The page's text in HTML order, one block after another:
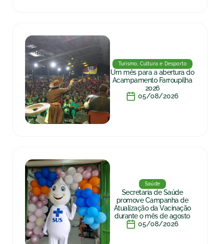
Turismo, Cultura e Desporto
Um mês para a abertura do
Acampamento Farroupilha
2026
05/08/2026
Saúde
Secretaria de Saúde
promove Campanha de
Atualização da Vacinação
durante o mês de agosto
05/08/2026